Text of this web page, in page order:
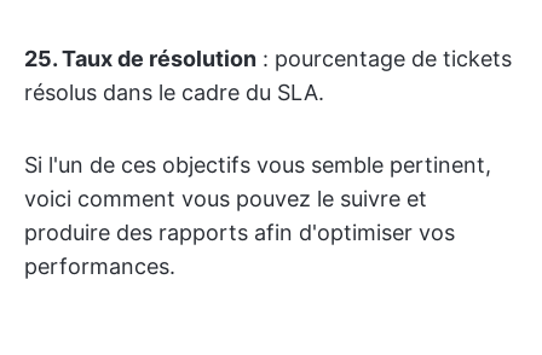
25. Taux de résolution : pourcentage de tickets
résolus dans le cadre du SLA.
Si l'un de ces objectifs vous semble pertinent,
voici comment vous pouvez le suivre et
produire des rapports afin d'optimiser vos
performances.